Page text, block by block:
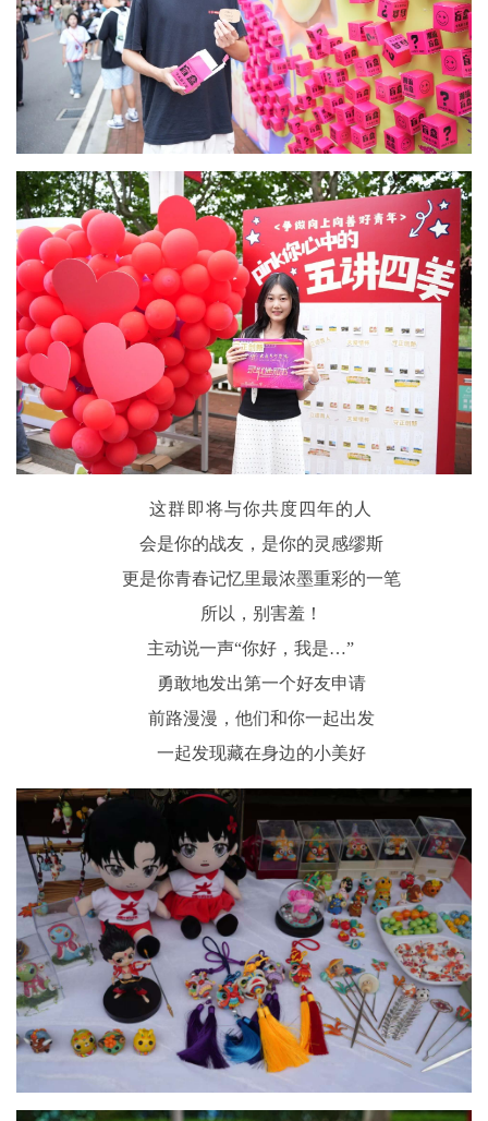
这群即将与你共度四年的人
会是你的战友，是你的灵感缪斯
更是你青春记忆里最浓墨重彩的一笔
所以，别害羞！
主动说一声“你好，我是…”
勇敢地发出第一个好友申请
前路漫漫，他们和你一起出发
一起发现藏在身边的小美好